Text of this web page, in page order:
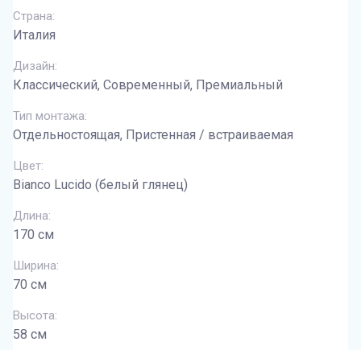
Страна:
Италия
Дизайн:
Классический, Современный, Премиальный
Тип монтажа:
Отдельностоящая, Пристенная / встраиваемая
Цвет:
Bianco Lucido (белый глянец)
Длина:
170 см
Ширина:
70 см
Высота:
58 см